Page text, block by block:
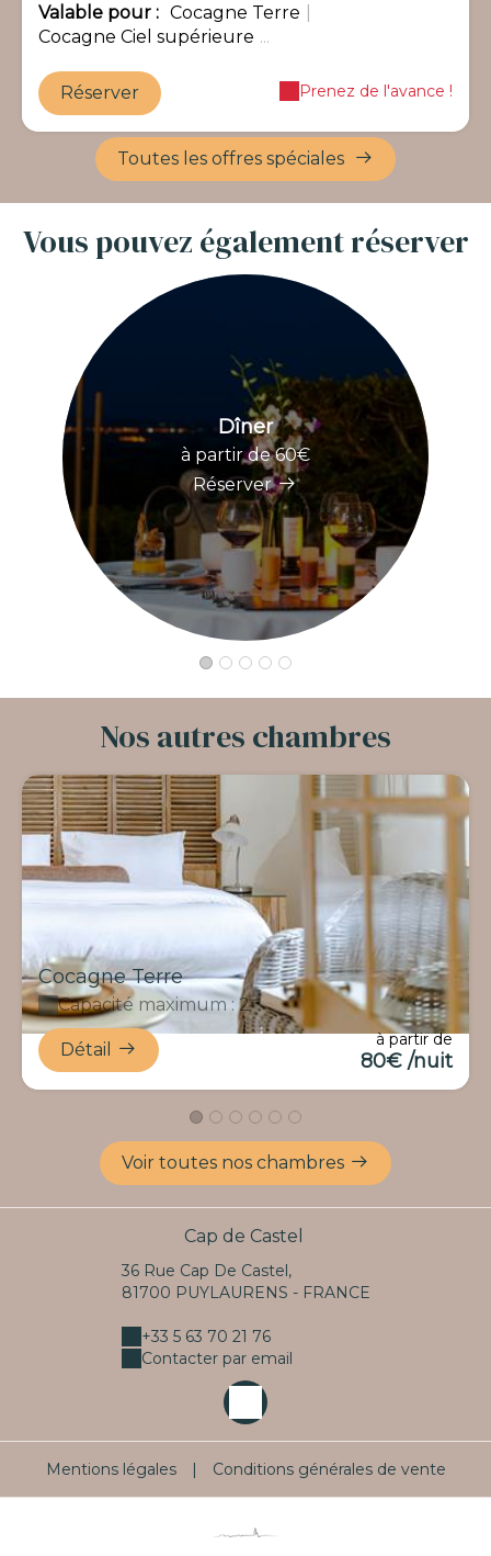
Valable pour : Cocagne Terre
Cocagne Ciel supérieure ...
Réserver Prenez de l'avance !
Toutes les offres spéciales
Vous pouvez également réserver
Dîner
à partir de 60€
Réserver
Nos autres chambres
Cocagne Terre
Capacité maximum : 2
Détail
à partir de
80€ /nuit
Voir toutes nos chambres
Cap de Castel
36 Rue Cap De Castel,
81700 PUYLAURENS - FRANCE
+33 5 63 70 21 76
Contacter par email
Mentions légales | Conditions générales de vente